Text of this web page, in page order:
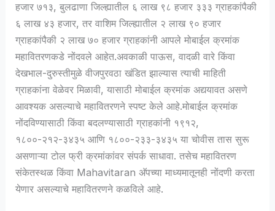
हजार ७१३, बुलढाणा जिल्ह्यातील ६ लाख ९८ हजार ३३३ ग्राहकांपैकी
६ लाख ४३ हजार, तर वाशिम जिल्ह्यातील २ लाख ९० हजार
ग्राहकांपैकी २ लाख ७० हजार ग्राहकांनी आपले मोबाईल क्रमांक
महावितरणकडे नोंदवले आहेत.अवकाळी पाऊस, वादळी वारे किंवा
देखभाल-दुरुस्तीमुळे वीजपुरवठा खंडित झाल्यास त्याची माहिती
ग्राहकांना वेळेवर मिळावी, यासाठी मोबाईल क्रमांक अद्ययावत असणे
आवश्यक असल्याचे महावितरणने स्पष्ट केले आहे.मोबाईल क्रमांक
नोंदविण्यासाठी किंवा बदलण्यासाठी ग्राहकांनी १९१२,
१८००-२१२-३४३५ आणि १८००-२३३-३४३५ या चोवीस तास सुरू
असणाऱ्या टोल फ्री क्रमांकांवर संपर्क साधावा. तसेच महावितरण
संकेतस्थळ किंवा Mahavitaran अ‍ॅपच्या माध्यमातूनही नोंदणी करता
येणार असल्याचे महावितरणने कळविले आहे.